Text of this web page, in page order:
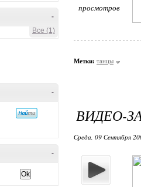
-
Все (1)
-
-
просмотров
Метки: танцы
ВИДЕО-
Среда, 09 Сентября